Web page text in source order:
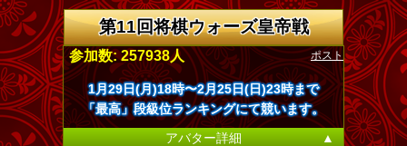
第11回将棋ウォーズ皇帝戦
ポスト
参加数: 257938人
1月29日(月)18時〜2月25日(日)23時まで
「最高」段級位ランキングにて競います。
アバター詳細
▲